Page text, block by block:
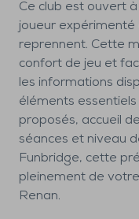
Ce club est ouvert
joueur expérimenté
reprennent. Cette
confort de jeu et
les informations
éléments
proposés, accueil
séances et niveau
Funbridge, cette
pleinement de
Renan.